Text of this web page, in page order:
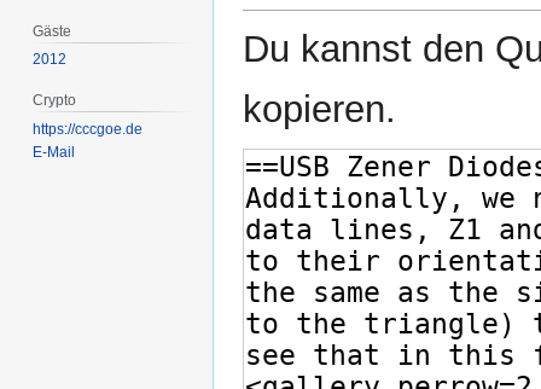
Du kannst den
kopieren.
Gäste
2012
Crypto
https://cccgoe.de
E-Mail